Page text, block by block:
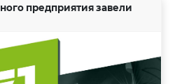
предприятия завели